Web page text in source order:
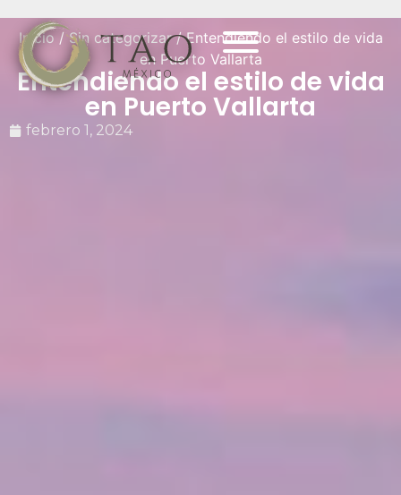
Inicio/Sin categorizar/ Entendiendo el estilo de vida
en Puerto Vallarta
Entendiendo el estilo de vida
en Puerto Vallarta
febrero 1, 2024